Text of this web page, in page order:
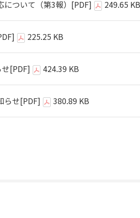
ついて（第3報） [PDF] 249.65 KB
225.25 KB
[PDF] 424.39 KB
らせ[PDF]
380.89 KB